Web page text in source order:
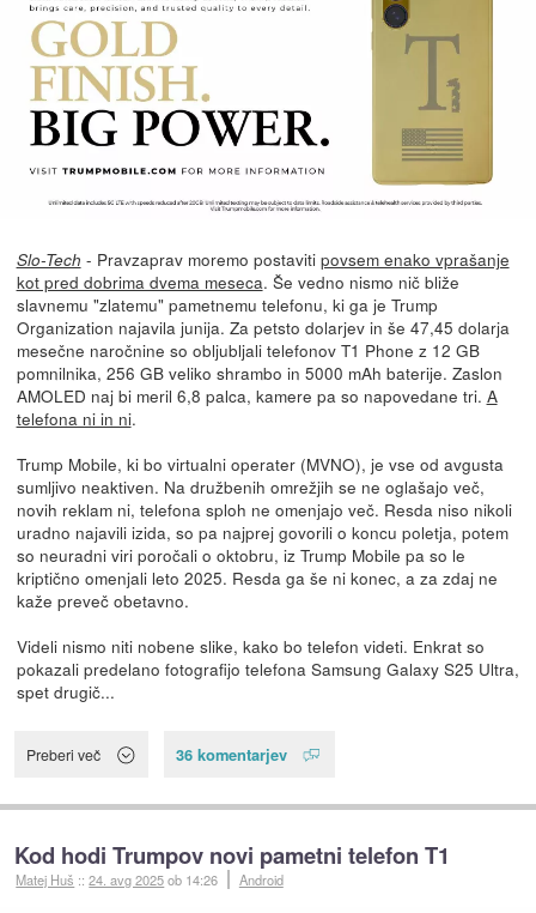
Slo-Tech - Pravzaprav moremo postaviti povsem enako vprašanje
kot pred dobrima dvema meseca. Še vedno nismo nič bliže
slavnemu "zlatemu" pametnemu telefonu, ki ga je Trump
Organization najavila junija. Za petsto dolarjev in še 47,45 dolarja
mesečne naročnine so obljubljali telefonov T1 Phone z 12 GB
pomnilnika, 256 GB veliko shrambo in 5000 mAh baterije. Zaslon
AMOLED naj bi meril 6,8 palca, kamere pa so napovedane tri. A
telefona ni in ni.
Trump Mobile, ki bo virtualni operater (MVNO), je vse od avgusta
sumljivo neaktiven. Na družbenih omrežjih se ne oglašajo več,
novih reklam ni, telefona sploh ne omenjajo več. Resda niso nikoli
uradno najavili izida, so pa najprej govorili o koncu poletja, potem
so neuradni viri poročali o oktobru, iz Trump Mobile pa so le
kriptično omenjali leto 2025. Resda ga še ni konec, a za zdaj ne
kaže preveč obetavno.
Videli nismo niti nobene slike, kako bo telefon videti. Enkrat so
pokazali predelano fotografijo telefona Samsung Galaxy S25 Ultra,
spet drugič...
Preberi več 36 komentarjev
Kod hodi Trumpov novi pametni telefon T1
Matej Huš ::24. avg 2025ob 14:26 Android